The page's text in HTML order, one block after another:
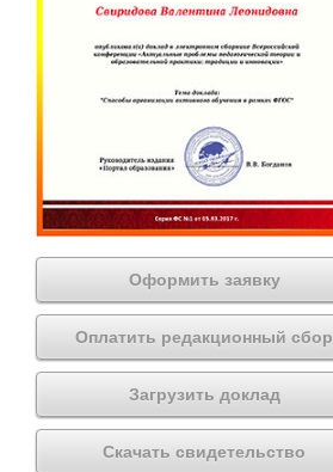
Оформить заявку
Оплатить редакционный сбор
Загрузить доклад
Скачать свидетельство